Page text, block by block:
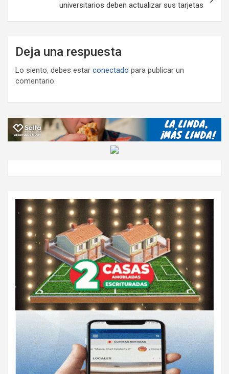
universitarios deben actualizar sus tarjetas
Deja una respuesta
Lo siento, debes estar conectado para publicar un
comentario.